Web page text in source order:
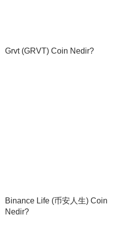
Grvt (GRVT) Coin Nedir?
Binance Life (币安人生) Coin
Nedir?